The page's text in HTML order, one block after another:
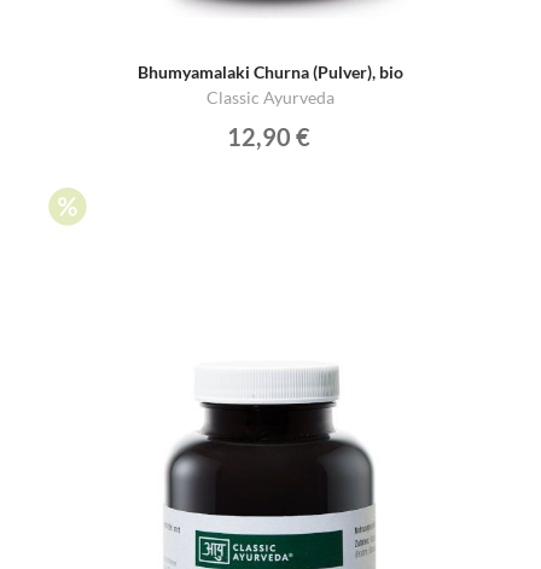
Bhumyamalaki Churna (Pulver), bio
Classic Ayurveda
12,90 €